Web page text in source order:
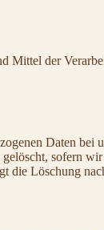
Mittel der
Daten
sofern
die Löschung